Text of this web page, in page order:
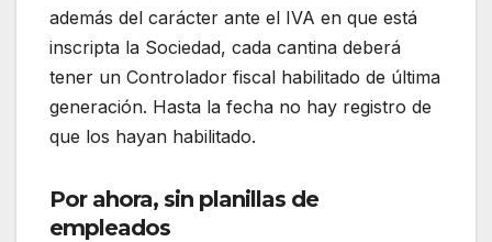
además del carácter ante el IVA en que está
inscripta la Sociedad, cada cantina deberá
tener un Controlador fiscal habilitado de última
generación. Hasta la fecha no hay registro de
que los hayan habilitado.
Por ahora, sin planillas de
empleados